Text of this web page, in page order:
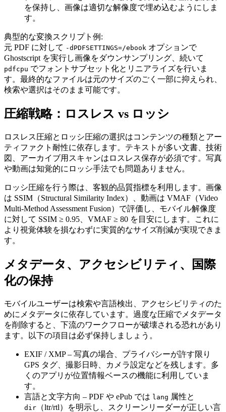
を保持し、画像は適切な解像度で埋め込むようにしま
す。
典型的な変換スクリプト例:
元 PDF に対して -dPDFSETTINGS=/ebook オプションで
Ghostscript を実行し画像をダウンサンプリング、続いて
pdfcpu でフォントサブセット化とリニアライズを行いま
す。最終的なファイルは元のサイズのごく一部に抑えられ、
検索や選択はそのまま可能です。
圧縮戦略：ロスレス vs ロッシ
ロスレス圧縮とロッシ圧縮の選択はコンテンツの種類とアー
ティファクト耐性に依存します。テキストが多い文書、技術
図、アーカイブ用スキャンはロスレス保存が必須です。写真
や動画は知覚的にロッシ手法でも問題ありません。
ロッシ圧縮を行う際は、客観的品質指標を利用します。画像
は SSIM（Structural Similarity Index）、動画は VMAF（Video
Multi‑Method Assessment Fusion）で評価し、モバイル解像度
に対して SSIM ≥ 0.95 VMAF ≥ 80 を目安にします。これに
より視覚体験を損なわずに実質的なサイズ削減が実現できま
す。
メタデータ、アクセシビリティ、国際
化の保持
モバイルユーザーは検索や言語検出、アクセシビリティのた
めにメタデータに依存しています。過度な圧縮でメタデータ
を削除すると、下流のワークフローが破壊される恐れがあり
ます。以下の項目は必ず保持しましょう。
EXIF / XMP– 写真の場合、プライバシーが許す限り
GPS タグ、撮影日時、カメラ設定などを残します。多
くのアプリが位置情報ベースの機能に利用していま
す。
言語と文字方向 – PDF や ePub では lang 属性と
dir （ltr/rtl）を明示し、スクリーンリーダーが正しい言